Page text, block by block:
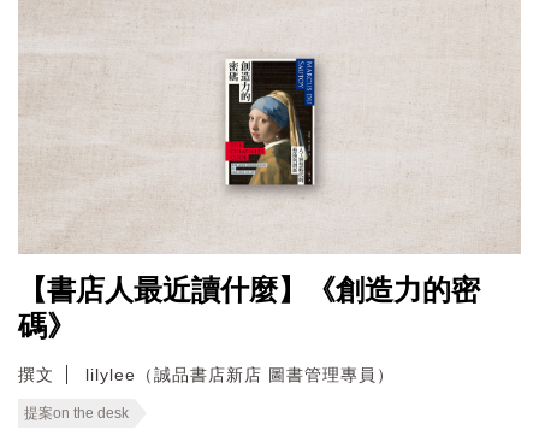
【書店人最近讀什麼】《創造力的密
碼》
撰文 lilylee（誠品書店新店 圖書管理專員）
提案on the desk